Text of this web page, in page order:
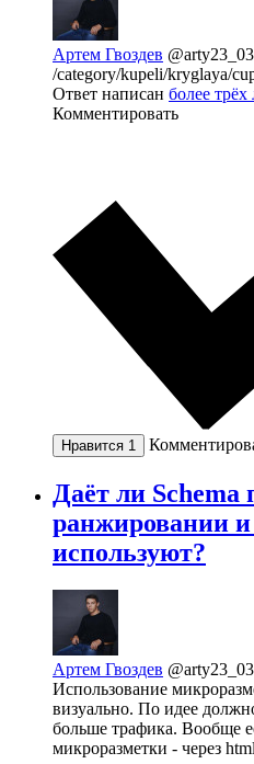
Артем Гвоздев @arty23_03
/category/kupeli/kryglaya/
Ответ написан более трёх
Комментировать
Нравится 1
Даёт ли
ранжировании и
используют?
Артем Гвоздев @arty23_03
Использование
визуально. По идее
больше трафика. Вообще
микроразметки - через